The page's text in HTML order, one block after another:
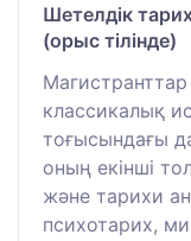
Шетелдік
(орыс тілінде)
Магистранттар
классикалық
тоғысындағы
оның екінші
және тарихи
психотарих,